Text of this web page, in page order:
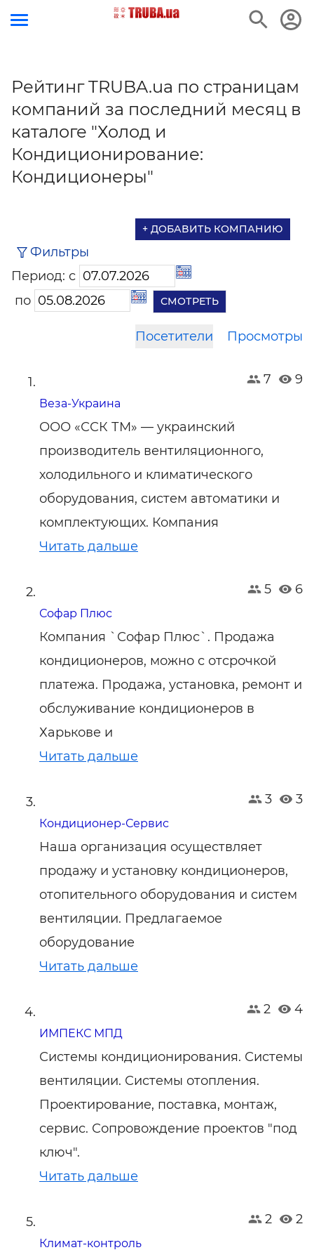
Рейтинг TRUBA.ua по страницам
компаний за последний месяц в
каталоге "Холод и
Кондиционирование:
Кондиционеры"
+ ДОБАВИТЬ КОМПАНИЮ
Фильтры
Период: с
по
Посетители Просмотры
7 9
Веза-Украина
ООО «ССК ТМ» — украинский
производитель вентиляционного,
холодильного и климатического
оборудования, систем автоматики и
комплектующих. Компания
Читать дальше
5 6
Софар Плюс
Компания `Софар Плюс`. Продажа
кондиционеров, можно с отсрочкой
платежа. Продажа, установка, ремонт и
обслуживание кондиционеров в
Харькове и
Читать дальше
3 3
Кондиционер-Сервис
Наша организация осуществляет
продажу и установку кондиционеров,
отопительного оборудования и систем
вентиляции. Предлагаемое
оборудование
Читать дальше
2 4
ИМПЕКС МПД
Системы кондиционирования. Системы
вентиляции. Системы отопления.
Проектирование, поставка, монтаж,
сервис. Сопровождение проектов "под
ключ".
Читать дальше
2 2
Климат-контроль